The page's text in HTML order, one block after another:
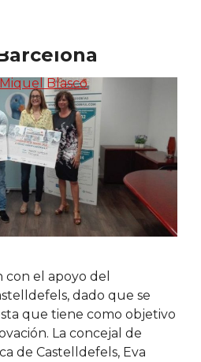
Castelldefels
ganan los
Miquel Blasco
con el apoyo del
dado que se
que tiene como objetivo
La concejal de
de Castelldefels, Eva